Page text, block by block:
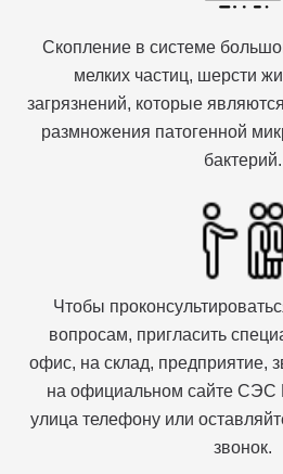
Скопление в системе
мелких частиц, шерсти
загрязнений, которые
размножения патогенной
бактерий.
Чтобы
вопросам, пригласить
офис, на склад, предприятие,
на официальном сайте СЭС
улица телефону или
звонок.